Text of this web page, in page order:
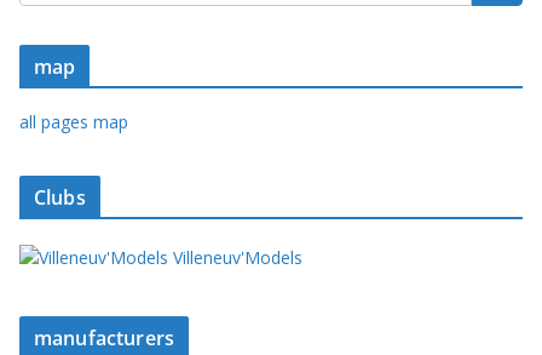
map
all pages map
Clubs
Villeneuv'Models
manufacturers